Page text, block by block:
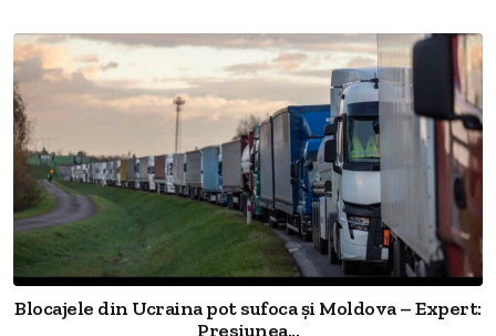
Blocajele din Ucraina pot sufoca și Moldova – Expert:
Presiunea...